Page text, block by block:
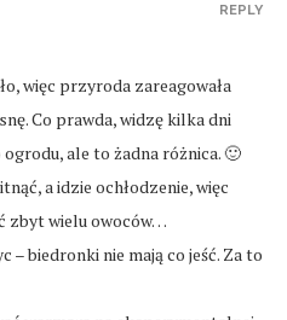
więc przyroda zareagowała
Co prawda, widzę kilka dni
ale to żadna różnica. 🙂
a idzie ochłodzenie, więc
zbyt wielu owoców…
biedronki nie mają co jeść. Za to
REPLY